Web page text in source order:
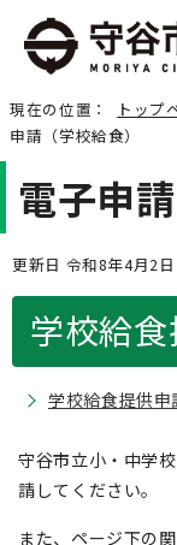
現在の位置： トップ
申請（学校給食）
電子申
更新日 令和8年4月2日
学校給食
学校給食提供申
守谷市立小・中学
請してください。
また、ページ下の